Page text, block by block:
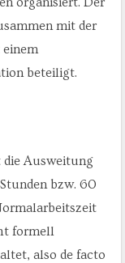
mit der
beteiligt.
die Ausweitung
bzw. 60
formell
also de facto